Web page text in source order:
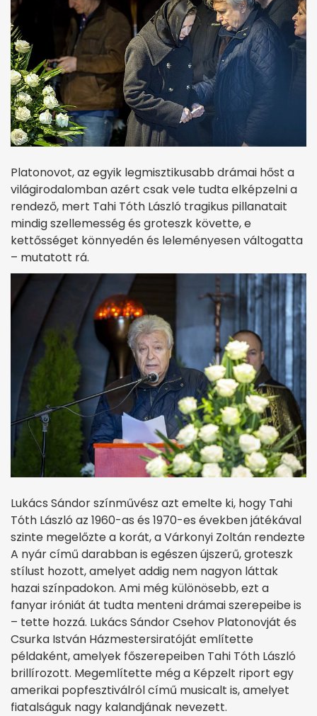
Platonovot, az egyik legmisztikusabb drámai hőst a
világirodalomban azért csak vele tudta elképzelni a
rendező, mert Tahi Tóth László tragikus pillanatait
mindig szellemesség és groteszk követte, e
kettősséget könnyedén és leleményesen váltogatta
– mutatott rá.
Lukács Sándor színművész azt emelte ki, hogy Tahi
Tóth László az 1960-as és 1970-es években játékával
szinte megelőzte a korát, a Várkonyi Zoltán rendezte
A nyár című darabban is egészen újszerű, groteszk
stílust hozott, amelyet addig nem nagyon láttak
hazai színpadokon. Ami még különösebb, ezt a
fanyar iróniát át tudta menteni drámai szerepeibe is
– tette hozzá. Lukács Sándor Csehov Platonovját és
Csurka István Házmestersiratóját említette
példaként, amelyek főszerepeiben Tahi Tóth László
brillírozott. Megemlítette még a Képzelt riport egy
amerikai popfesztiválról című musicalt is, amelyet
fiatalságuk nagy kalandjának nevezett.